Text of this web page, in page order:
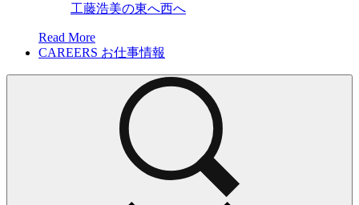
工藤浩美の東へ西へ
Read More
CAREERS お仕事情報